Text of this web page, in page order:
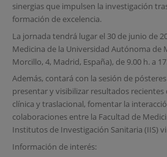
sinergias que impulsen la investigación
formación de excelencia.
La jornada tendrá lugar el 30 de junio de
Medicina de la Universidad Autónoma de
Morcillo, 4, Madrid, España), de 9.00 h. a
Además, contará con la sesión de
presentar y visibilizar resultados recientes
clínica y traslacional, fomentar la
colaboraciones entre la Facultad de
Institutos de Investigación Sanitaria (IIS)
Información de interés: